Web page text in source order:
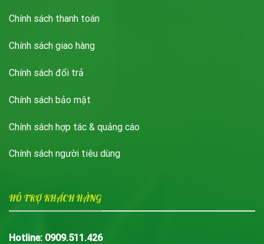
Chính sách thanh toán
Chính sách giao hàng
Chính sách đổi trả
Chính sách bảo mật
Chính sách hợp tác & quảng cáo
Chính sách người tiêu dùng
HỖ TRỢ KHÁCH HÀNG
Hotline: 0909.511.426